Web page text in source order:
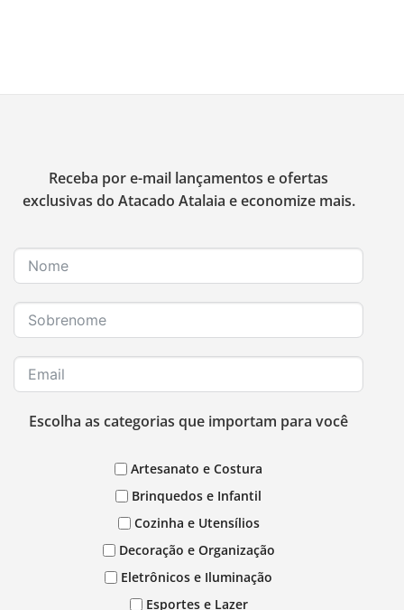
Receba por e-mail lançamentos e ofertas
exclusivas do Atacado Atalaia e economize mais.
Escolha as categorias que importam para você
Artesanato e Costura
Brinquedos e Infantil
Cozinha e Utensílios
Decoração e Organização
Eletrônicos e Iluminação
Esportes e Lazer